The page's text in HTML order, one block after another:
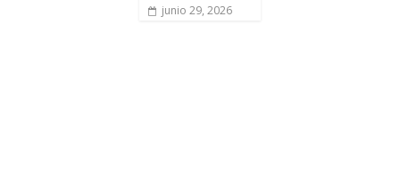
junio 29, 2026